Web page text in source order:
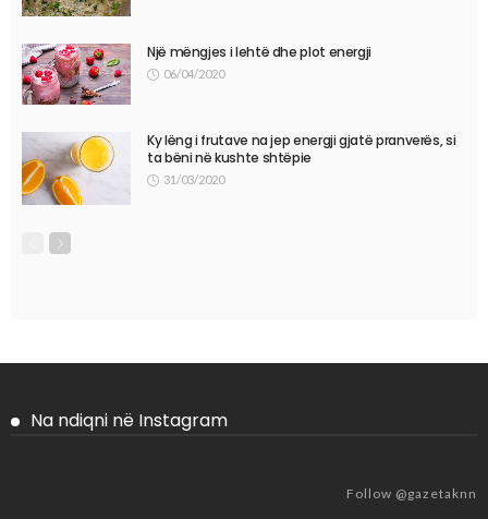
Një mëngjes i lehtë dhe plot energji
06/04/2020
Ky lëng i frutave na jep energji gjatë pranverës, si
ta bëni në kushte shtëpie
31/03/2020
Na ndiqni në Instagram
Follow @gazetaknn